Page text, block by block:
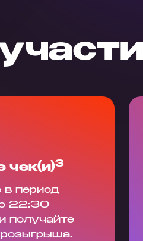
чек(и)3
в период
22:30
получайте